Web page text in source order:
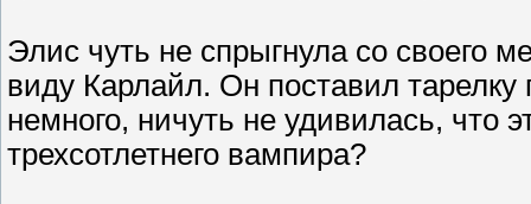
Элис чуть не спрыгнула со своего
виду Карлайл. Он поставил
немного, ничуть не удивилась, что
трехсотлетнего вампира?